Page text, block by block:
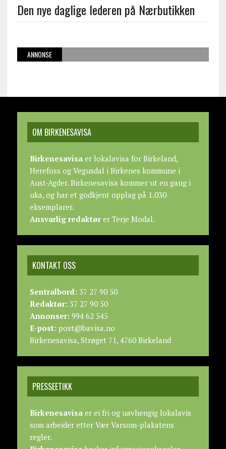
Den nye daglige lederen på Nærbutikken
ANNONSE
OM BIRKENESAVISA
Birkenesavisaer lokalavisa for Birkeland,
Herefoss og Vegusdal i Birkenes kommune i
Aust-Agder. Birkenesavisa kommer ut en gang i
uka, og har et godkjent opplag på 1.030
eksemplarer.
Ansvarlig redaktører Terje Modal.
KONTAKT OSS
Sentralbord:37 27 90 50
Redaktør:37 27 90 50
Annonser:994 62 545
E-post:post@bavisa.no
Birkenesavisa, Strøget 71, 4760 Birkeland
PRESSEETIKK
Birkenesavisaer ei fri og uavhengig lokalavis
som arbeider etter Vær Varsom-plakatens
regler.